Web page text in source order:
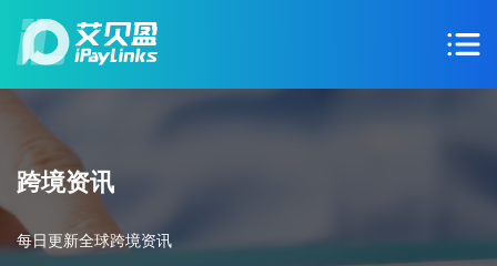
跨境资讯
每日更新全球跨境资讯